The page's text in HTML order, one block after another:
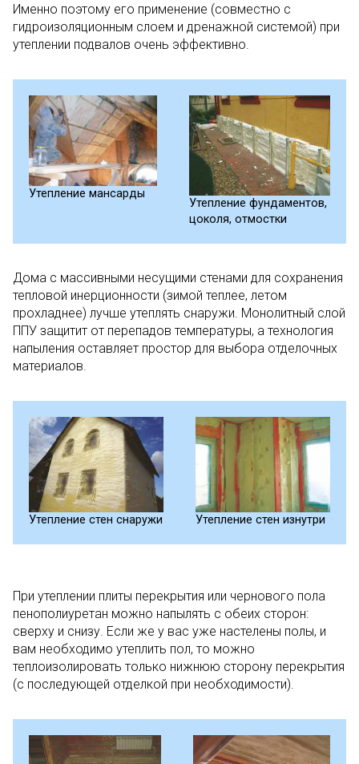
Именно поэтому его применение (совместно с
гидроизоляционным слоем и дренажной системой) при
утеплении подвалов очень эффективно.
Утепление мансарды
Утепление фундаментов,
цоколя, отмостки
Дома с массивными несущими стенами для сохранения
тепловой инерционности (зимой теплее, летом
прохладнее) лучше утеплять снаружи. Монолитный слой
ППУ защитит от перепадов температуры, а технология
напыления оставляет простор для выбора отделочных
материалов.
Утепление стен снаружи Утепление стен изнутри
При утеплении плиты перекрытия или чернового пола
пенополиуретан можно напылять с обеих сторон:
сверху и снизу. Если же у вас уже настелены полы, и
вам необходимо утеплить пол, то можно
теплоизолировать только нижнюю сторону перекрытия
(с последующей отделкой при необходимости).